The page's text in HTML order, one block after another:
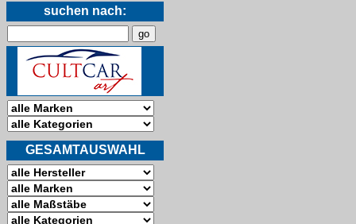
suchen nach:
GESAMTAUSWAHL